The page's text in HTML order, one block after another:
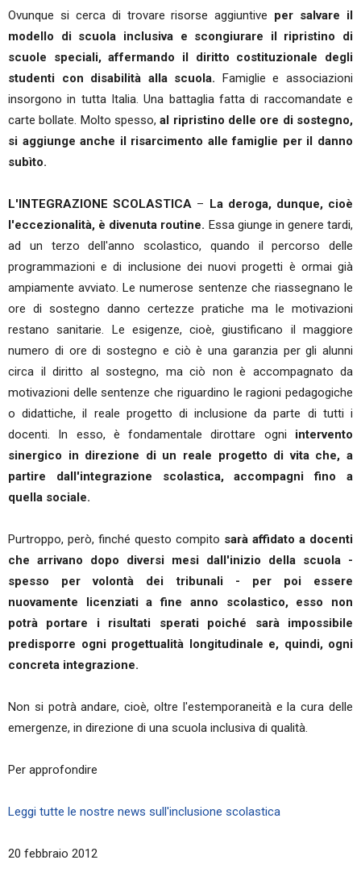
Ovunque si cerca di trovare risorse aggiuntive per salvare il
modello di scuola inclusiva e scongiurare il ripristino di
scuole speciali, affermando il diritto costituzionale degli
studenti con disabilità alla scuola. Famiglie e associazioni
insorgono in tutta Italia. Una battaglia fatta di raccomandate e
carte bollate. Molto spesso,al ripristino delle ore di sostegno,
si aggiunge anche il risarcimento alle famiglie per il danno
subìto.
L'INTEGRAZIONE SCOLASTICA – La deroga, dunque, cioè
l'eccezionalità, è divenuta routine. Essa giunge in genere tardi,
ad un terzo dell'anno scolastico, quando il percorso delle
programmazioni e di inclusione dei nuovi progetti è ormai già
ampiamente avviato. Le numerose sentenze che riassegnano le
ore di sostegno danno certezze pratiche ma le motivazioni
restano sanitarie. Le esigenze, cioè, giustificano il maggiore
numero di ore di sostegno e ciò è una garanzia per gli alunni
circa il diritto al sostegno, ma ciò non è accompagnato da
motivazioni delle sentenze che riguardino le ragioni pedagogiche
o didattiche, il reale progetto di inclusione da parte di tutti i
docenti. In esso, è fondamentale dirottare ogni intervento
sinergico in direzione di un reale progetto di vita che, a
partire dall'integrazione scolastica, accompagni fino a
quella sociale.
Purtroppo, però, finché questo compito sarà affidato a docenti
che arrivano dopo diversi mesi dall'inizio della scuola -
spesso per volontà dei tribunali - per poi essere
nuovamente licenziati a fine anno scolastico, esso non
potrà portare i risultati sperati poiché sarà impossibile
predisporre ogni progettualità longitudinale e, quindi, ogni
concreta integrazione.
Non si potrà andare, cioè, oltre l'estemporaneità e la cura delle
emergenze, in direzione di una scuola inclusiva di qualità.
Per approfondire
Leggi tutte le nostre news sull'inclusione scolastica
20 febbraio 2012